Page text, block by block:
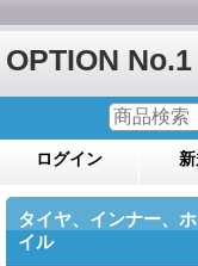
OPTION No.1
ログイン
タイヤ、インナー、
イル